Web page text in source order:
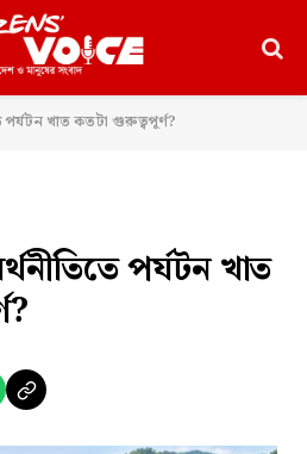
পর্যটন খাত কতটা গুরুত্বপূর্ণ?
পর্যটন খাত